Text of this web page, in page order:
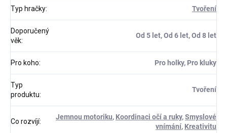
Typ hračky: Tvoření
Doporučený
věk:
Od 5 let, Od 6 let, Od 8 let
Pro koho: Pro holky, Pro kluky
Typ
produktu:
Tvoření
Co rozvíjí:
Jemnou motoriku, Koordinaci očí a ruky,Smyslové
vnímání, Kreativitu